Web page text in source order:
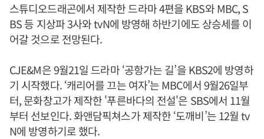
스튜디오드래곤에서 제작한 드라마 4편을 KBS와 MBC, S
BS 등 지상파 3사와 tvN에 방영해 하반기에도 상승세를 이
어갈 것으로 전망된다.
CJE&M은 9월21일 드라마 ‘공항가는 길’을 KBS2에 방영하
기 시작했다. ‘캐리어를 끄는 여자’는 MBC에서 9월26일부
터, 문화창고가 제작한 '푸른바다의 전설'은 SBS에서 11월
부터 선보인다. 화앤담픽쳐스가 제작한 ‘도깨비’는 12월 tv
N에 방영하기로 했다.